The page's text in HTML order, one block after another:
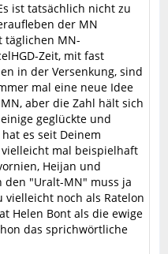
ist tatsächlich nicht zu
der MN
täglichen MN-
Zeit, mit fast
in der Versenkung, sind
mal eine neue Idee
aber die Zahl hält sich
geglückte und
es seit Deinem
mal beispielhaft
Heijan und
den "Uralt-MN" muss ja
vielleicht noch als Ratelon
Helen Bont als die ewige
das sprichwörtliche